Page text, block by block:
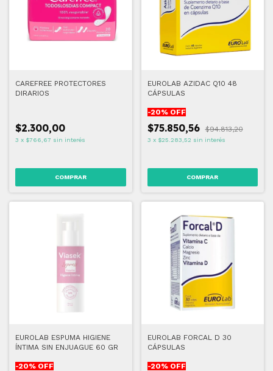
CAREFREE PROTECTORES
DIRARIOS
$2.300,00
3 x $766,67 sin interés
EUROLAB AZIDAC Q10 48
CÁPSULAS
-20% OFF
$75.850,56 $94.813,20
3 x $25.283,52 sin interés
EUROLAB ESPUMA HIGIENE
ÍNTIMA SIN ENJUAGUE 60 GR
-20% OFF
EUROLAB FORCAL D 30
CÁPSULAS
-20% OFF